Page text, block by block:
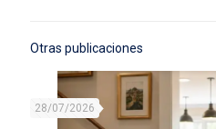
Otras publicaciones
28/07/2026